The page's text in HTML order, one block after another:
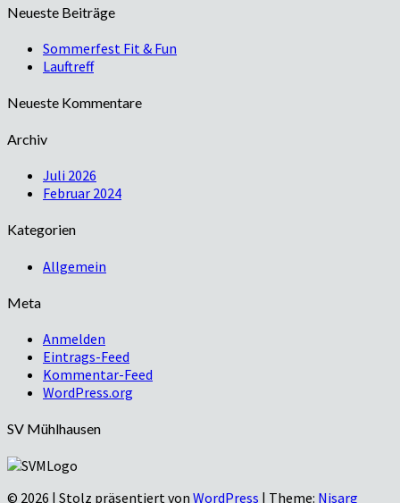
Neueste Beiträge
Sommerfest Fit & Fun
Lauftreff
Neueste Kommentare
Archiv
Juli 2026
Februar 2024
Kategorien
Allgemein
Meta
Anmelden
Eintrags-Feed
Kommentar-Feed
WordPress.org
SV Mühlhausen
© 2026 | Stolz präsentiert von WordPress | Theme: Nisarg